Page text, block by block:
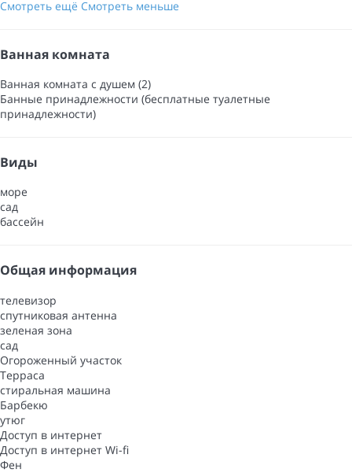
Смотреть ещё Смотреть меньше
Ванная комната
Ванная комната с душем (2)
Банные принадлежности (бесплатные туалетные
принадлежности)
Виды
море
сад
бассейн
Общая информация
телевизор
спутниковая антенна
зеленая зона
сад
Oгороженный участок
Терраса
стиральная машина
Барбекю
утюг
Доступ в интернет
Доступ в интернет Wi-fi
Фен